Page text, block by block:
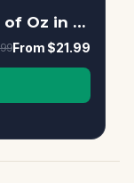
Dorothy’s Quest: The Trials of Oz in London, Ontario
From $21.99